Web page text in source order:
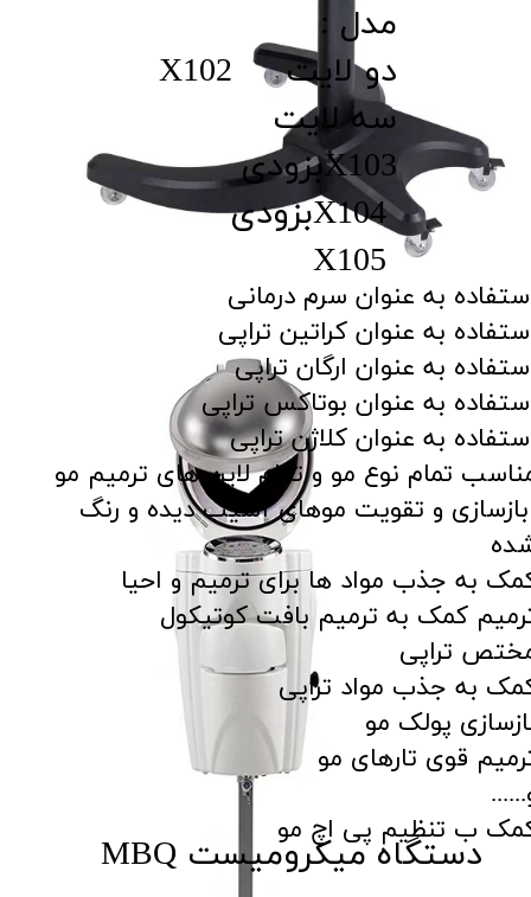
​مدل :
دو لایت X102
سه لایت
X103​​​​​​​بزودی
X104​​​​​​​بزودی
​​دستگاه میکرومیست MBQ
به عنوان سرم درمانی
به عنوان کراتین تراپی
به عنوان ارگان تراپی
به عنوان بوتاکس تراپی
به عنوان کلاژن تراپی
تمام نوع مو و تمام لاین های ترمیم مو
و تقویت موهای آسیب دیده و رنگ
به جذب مواد ها برای ترمیم و احیا
کمک به ترمیم بافت کوتیکول
تراپی
به جذب مواد تراپی
پولک مو
قوی تارهای مو
ب تنظیم پی اچ مو​​​​​​​